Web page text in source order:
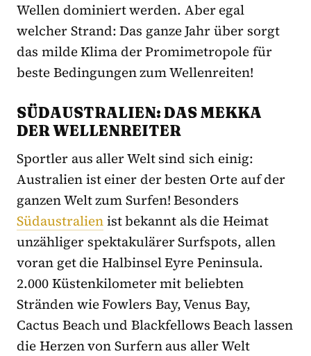
Wellen dominiert werden. Aber egal
welcher Strand: Das ganze Jahr über sorgt
das milde Klima der Promimetropole für
beste Bedingungen zum Wellenreiten!
SÜDAUSTRALIEN: DAS MEKKA
DER WELLENREITER
Sportler aus aller Welt sind sich einig:
Australien ist einer der besten Orte auf der
ganzen Welt zum Surfen! Besonders
Südaustralienist bekannt als die Heimat
unzähliger spektakulärer Surfspots, allen
voran get die Halbinsel Eyre Peninsula.
2.000 Küstenkilometer mit beliebten
Stränden wie Fowlers Bay, Venus Bay,
Cactus Beach und Blackfellows Beach lassen
die Herzen von Surfern aus aller Welt